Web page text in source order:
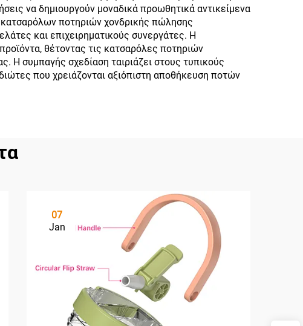
να δημιουργούν μοναδικά προωθητικά αντικείμενα
κατσαρόλων ποτηριών χονδρικής πώλησης
και επιχειρηματικούς συνεργάτες. Η
θέτοντας τις κατσαρόλες ποτηριών
Η συμπαγής σχεδίαση ταιριάζει στους τυπικούς
που χρειάζονται αξιόπιστη αποθήκευση ποτών
07
Jan